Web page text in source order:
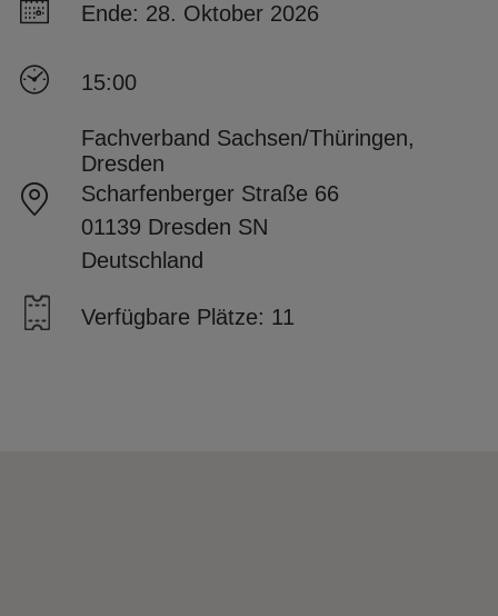
Ende: 28. Oktober 2026
15:00
Fachverband Sachsen/Thüringen,
Dresden
Scharfenberger Straße 66
01139 Dresden SN
Deutschland
Verfügbare Plätze: 11